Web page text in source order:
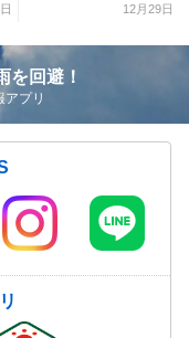
12月29日
を回避！
プリ